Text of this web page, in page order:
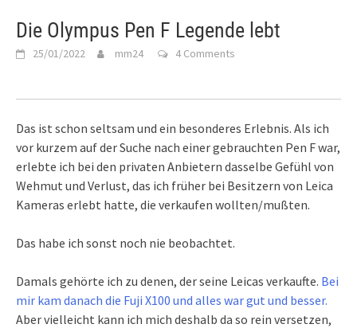
Die Olympus Pen F Legende lebt
25/01/2022 mm24 4 Comments
Das ist schon seltsam und ein besonderes Erlebnis. Als ich
vor kurzem auf der Suche nach einer gebrauchten Pen F war,
erlebte ich bei den privaten Anbietern dasselbe Gefühl von
Wehmut und Verlust, das ich früher bei Besitzern von Leica
Kameras erlebt hatte, die verkaufen wollten/mußten.
Das habe ich sonst noch nie beobachtet.
Damals gehörte ich zu denen, der seine Leicas verkaufte. Bei
mir kam danach die Fuji X100 und alles war gut und besser.
Aber vielleicht kann ich mich deshalb da so rein versetzen,